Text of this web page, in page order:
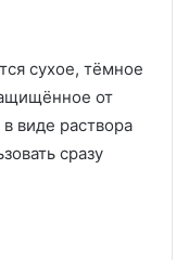
сухое, тёмное
от
виде раствора
сразу